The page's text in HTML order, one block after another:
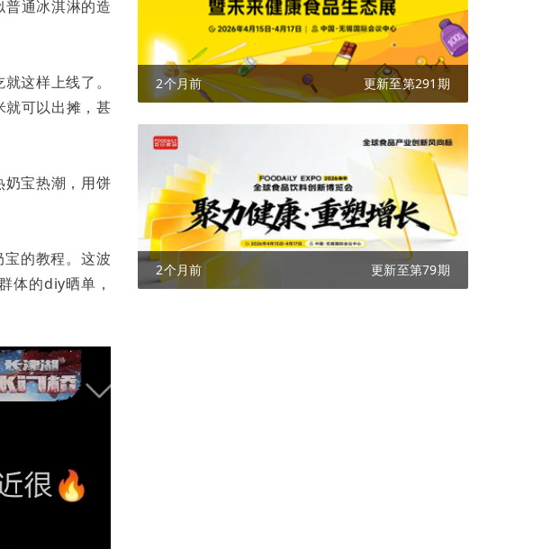
普通冰淇淋的造
这样上线了。
就可以出摊，甚
奶宝热潮，用饼
的教程。这波
体的diy晒单，
2个月前 更新至第291期
2个月前 更新至第79期